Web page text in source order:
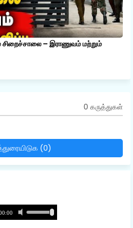
சிறைச்சாலை – இராணுவம் மற்றும்
0 கருத்துகள்
(0)